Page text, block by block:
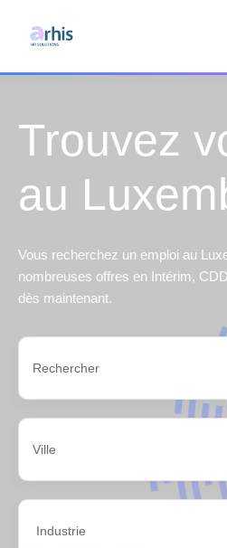
Trouvez
au
Vous recherchez un emploi au
nombreuses offres en Intérim,
dès maintenant.